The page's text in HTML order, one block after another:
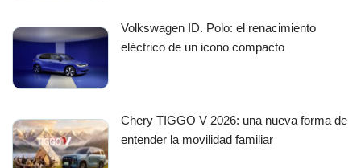
Volkswagen ID. Polo: el renacimiento
eléctrico de un icono compacto
Chery TIGGO V 2026: una nueva forma de
entender la movilidad familiar